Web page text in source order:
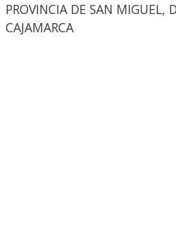
PROVINCIA DE SAN MIGUEL,
CAJAMARCA